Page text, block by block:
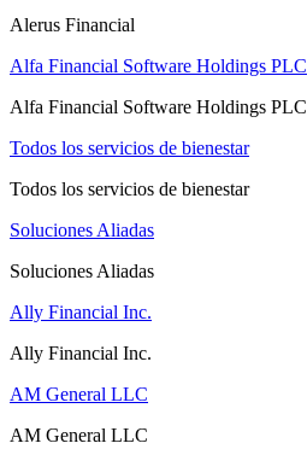
Alerus Financial
Alfa Financial Software Holdings PLC
Alfa Financial Software Holdings PLC
Todos los servicios de bienestar
Todos los servicios de bienestar
Soluciones Aliadas
Soluciones Aliadas
Ally Financial Inc.
Ally Financial Inc.
AM General LLC
AM General LLC